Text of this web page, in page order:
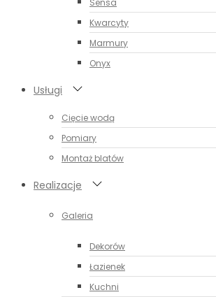
Sensa
Kwarcyty
Marmury
Onyx
Usługi
Cięcie wodą
Pomiary
Montaż blatów
Realizacje
Galeria
Dekorów
Łazienek
Kuchni